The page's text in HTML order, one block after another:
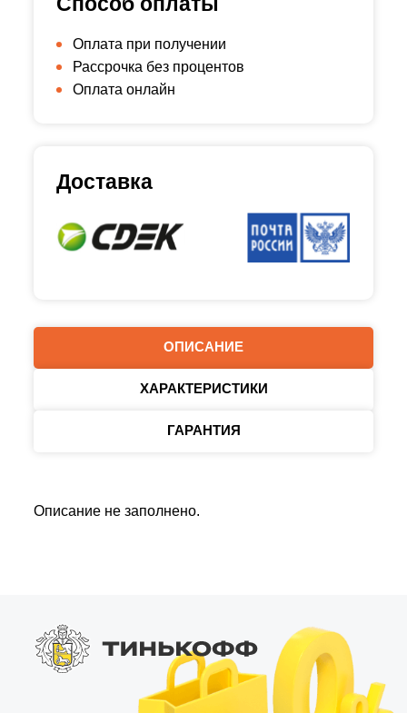
ОПИСАНИЕ
ХАРАКТЕРИСТИКИ
ГАРАНТИЯ
Описание не заполнено.
Оплата при получении
Рассрочка без процентов
Оплата онлайн
Доставка